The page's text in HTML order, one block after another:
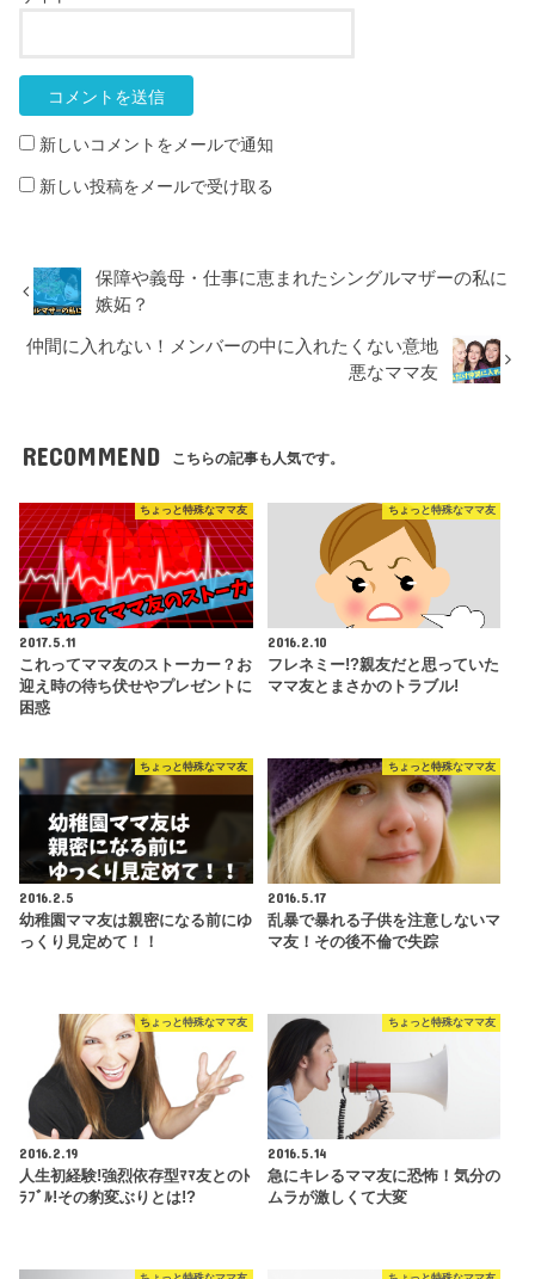
新しいコメントをメールで通知
新しい投稿をメールで受け取る
保障や義母・仕事に恵まれたシングルマザーの私に
嫉妬？
仲間に入れない！メンバーの中に入れたくない意地
悪なママ友
RECOMMEND こちらの記事も人気です。
ちょっと特殊なママ友
2017.5.11
これってママ友のストーカー？お
迎え時の待ち伏せやプレゼントに
困惑
ちょっと特殊なママ友
2016.2.10
フレネミー!?親友だと思っていた
ママ友とまさかのトラブル!
ちょっと特殊なママ友
2016.2.5
幼稚園ママ友は親密になる前にゆ
っくり見定めて！！
ちょっと特殊なママ友
2016.5.17
乱暴で暴れる子供を注意しないマ
マ友！その後不倫で失踪
ちょっと特殊なママ友
2016.2.19
人生初経験!強烈依存型ﾏﾏ友とのﾄ
ﾗﾌﾞﾙ!その豹変ぶりとは!?
ちょっと特殊なママ友
2016.5.14
急にキレるママ友に恐怖！気分の
ムラが激しくて大変